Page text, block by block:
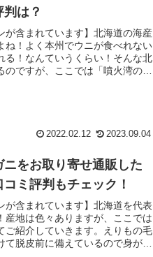
は？
が含まれています】北海道の海産
ね！よく本州でウニが食べれない
る！なんていうくらい！そんな北
ですが、ここでは「噴火湾のホ
2022.02.12 2023.09.04
をお取り寄せ通販した
ミ評判もチェック！
が含まれています】北海道を代表
産地は色々ありますが、ここでは
ご紹介していきます。えりもの毛
て脱皮前に備えているので身がぎ